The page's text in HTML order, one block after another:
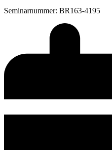
Seminarnummer: BR163-4195